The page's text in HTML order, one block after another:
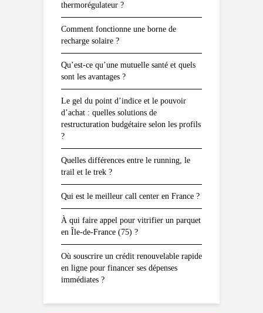
thermorégulateur ?
Comment fonctionne une borne de
recharge solaire ?
Qu’est-ce qu’une mutuelle santé et quels
sont les avantages ?
Le gel du point d’indice et le pouvoir
d’achat : quelles solutions de
restructuration budgétaire selon les profils
?
Quelles différences entre le running, le
trail et le trek ?
Qui est le meilleur call center en France ?
À qui faire appel pour vitrifier un parquet
en Île-de-France (75) ?
Où souscrire un crédit renouvelable rapide
en ligne pour financer ses dépenses
immédiates ?